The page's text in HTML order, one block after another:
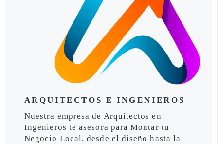
ARQUITECTOS E INGENIEROS
Nuestra empresa de Arquitectos en
Ingenieros te asesora para Montar tu
Negocio Local, desde el diseño hasta la